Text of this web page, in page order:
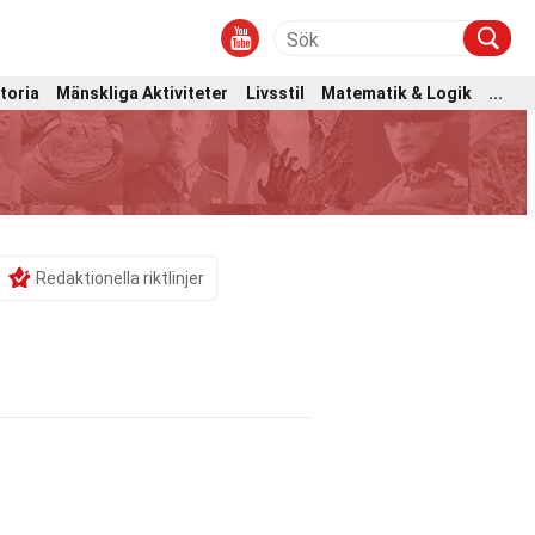
Mänskliga Aktiviteter Livsstil Matematik & Logik
...
Redaktionella riktlinjer